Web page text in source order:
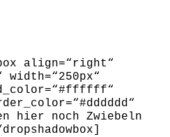
align=“right“
hier noch Zwiebeln